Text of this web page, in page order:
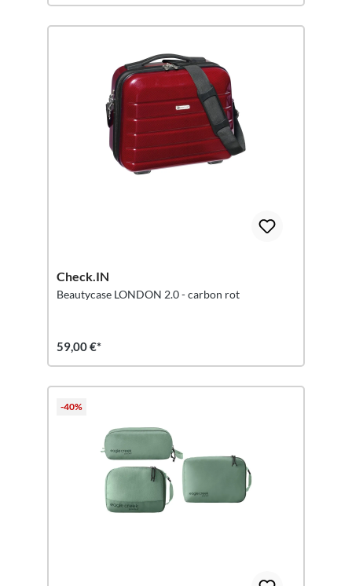
Check.IN
Beautycase LONDON 2.0 - carbon rot
59,00 €*
-40%